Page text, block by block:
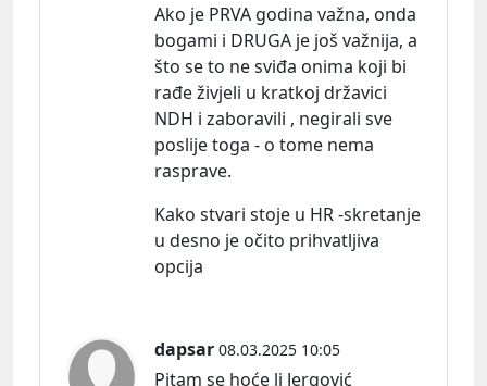
Ako je PRVA godina važna, onda
bogami i DRUGA je još važnija, a
što se to ne sviđa onima koji bi
rađe živjeli u kratkoj državici
NDH i zaboravili , negirali sve
poslije toga - o tome nema
rasprave.
Kako stvari stoje u HR -skretanje
u desno je očito prihvatljiva
opcija
dapsar 08.03.2025 10:05
Pitam se hoće li Jergović